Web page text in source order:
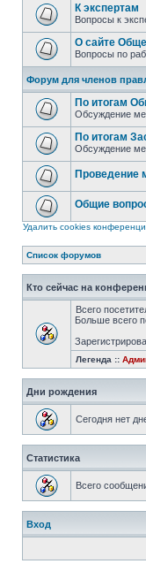
К экспертам
Вопросы к
О сайте
Вопросы по
Форум для членов
По итогам
Обсуждение
По итогам
Обсуждение
Проведение
Общие
Удалить cookies
Список форумов
Кто сейчас на
Всего
Больше всего
Легенда ::
Дни рождения
Сегодня нет
Статистика
Всего
Вход